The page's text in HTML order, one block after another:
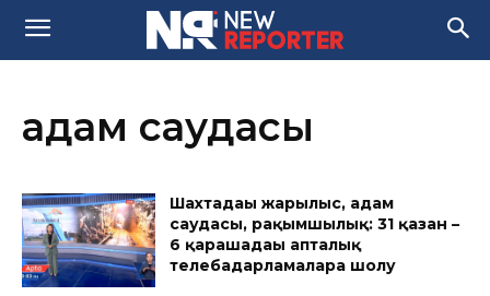
адам саудасы
Шахтадағы жарылыс, адам
саудасы, рақымшылық: 31 қазан –
6 қарашадағы апталық
телебағдарламаларға шолу